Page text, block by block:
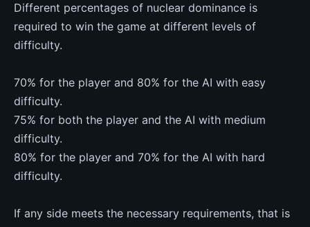
Different percentages of nuclear dominance is
required to win the game at different levels of
difficulty.
70% for the player and 80% for the AI with easy
difficulty.
75% for both the player and the AI with medium
difficulty.
80% for the player and 70% for the AI with hard
difficulty.
If any side meets the necessary requirements, that is